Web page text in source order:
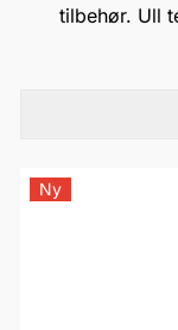
tilbehør. Ull t
Ny